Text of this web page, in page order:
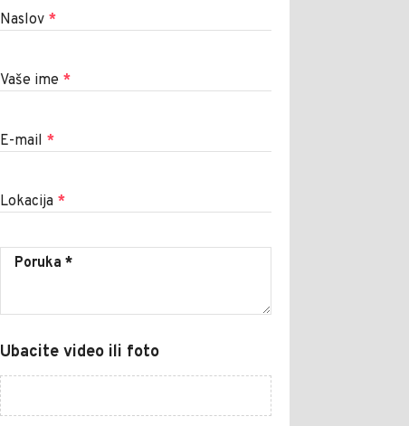
Naslov *
Vaše ime *
E-mail *
Lokacija *
Ubacite video ili foto